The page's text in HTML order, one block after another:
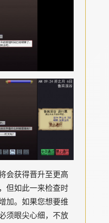
会获得晋升至更高
但如此一来检查时
加。如果您想要维
须眼尖心细，不放